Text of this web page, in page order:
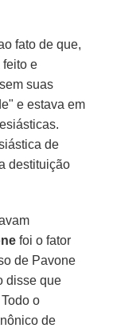
fato de que,
feito e
suas
e estava em
de
destituição
foi o fator
de Pavone
disse que
o
de